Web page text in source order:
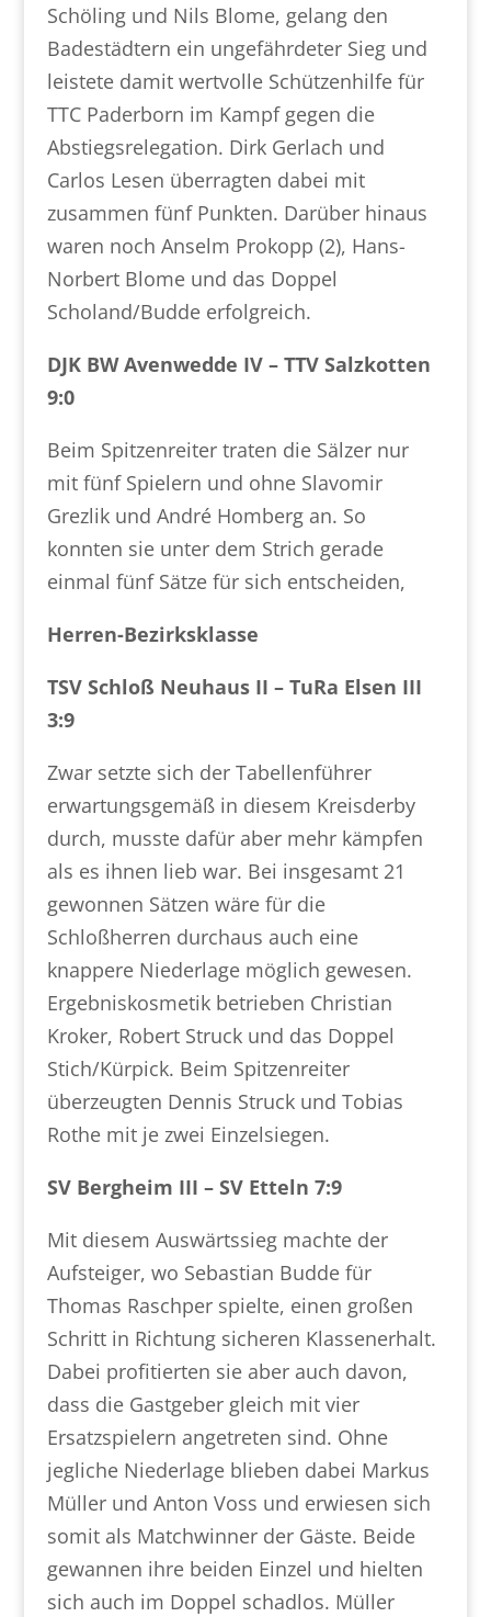
Schöling und Nils Blome, gelang den
Badestädtern ein ungefährdeter Sieg und
leistete damit wertvolle Schützenhilfe für
TTC Paderborn im Kampf gegen die
Abstiegsrelegation. Dirk Gerlach und
Carlos Lesen überragten dabei mit
zusammen fünf Punkten. Darüber hinaus
waren noch Anselm Prokopp (2), Hans-
Norbert Blome und das Doppel
Scholand/Budde erfolgreich.
DJK BW Avenwedde IV – TTV Salzkotten
9:0
Beim Spitzenreiter traten die Sälzer nur
mit fünf Spielern und ohne Slavomir
Grezlik und André Homberg an. So
konnten sie unter dem Strich gerade
einmal fünf Sätze für sich entscheiden,
Herren-Bezirksklasse
TSV Schloß Neuhaus II – TuRa Elsen III
3:9
Zwar setzte sich der Tabellenführer
erwartungsgemäß in diesem Kreisderby
durch, musste dafür aber mehr kämpfen
als es ihnen lieb war. Bei insgesamt 21
gewonnen Sätzen wäre für die
Schloßherren durchaus auch eine
knappere Niederlage möglich gewesen.
Ergebniskosmetik betrieben Christian
Kroker, Robert Struck und das Doppel
Stich/Kürpick. Beim Spitzenreiter
überzeugten Dennis Struck und Tobias
Rothe mit je zwei Einzelsiegen.
SV Bergheim III – SV Etteln 7:9
Mit diesem Auswärtssieg machte der
Aufsteiger, wo Sebastian Budde für
Thomas Raschper spielte, einen großen
Schritt in Richtung sicheren Klassenerhalt.
Dabei profitierten sie aber auch davon,
dass die Gastgeber gleich mit vier
Ersatzspielern angetreten sind. Ohne
jegliche Niederlage blieben dabei Markus
Müller und Anton Voss und erwiesen sich
somit als Matchwinner der Gäste. Beide
gewannen ihre beiden Einzel und hielten
sich auch im Doppel schadlos. Müller